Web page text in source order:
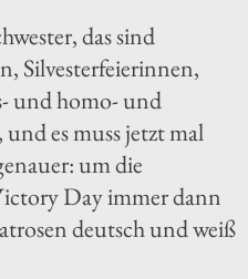
das sind
Silvesterfeierinnen,
und homo- und
es muss jetzt mal
um die
Day immer dann
deutsch und weiß